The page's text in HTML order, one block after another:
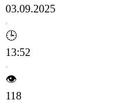
03.09.2025
🕒
13:52
👁️
118